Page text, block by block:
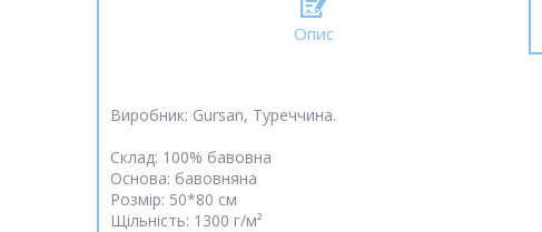
Опис
Виробник: Gursan, Туреччина.
Склад: 100% бавовна
Основа: бавовняна
Розмір: 50*80 см
Щільність: 1300 г/м²